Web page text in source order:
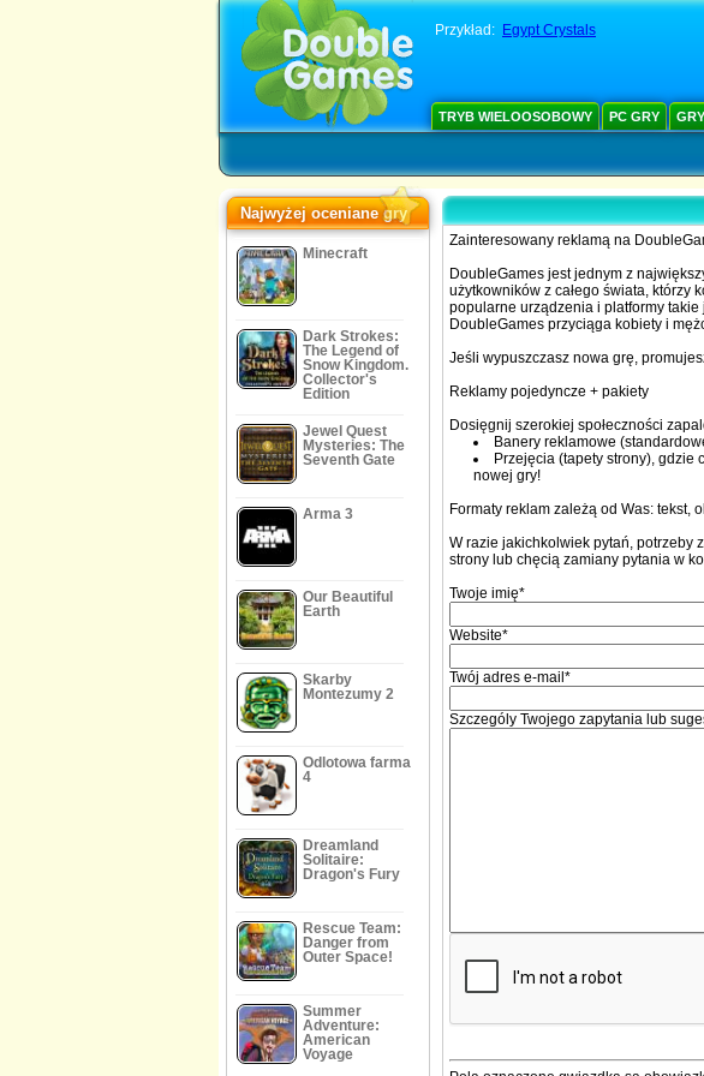
Przykład: Egypt Crystals
TRYB WIELOOSOBOWY PC GRY
Najwyżej oceniane gry
Minecraft
Dark Strokes:
The Legend of
Snow Kingdom.
Collector's
Edition
Jewel Quest
Mysteries: The
Seventh Gate
Arma 3
Our Beautiful
Earth
Skarby
Montezumy 2
Odlotowa farma
4
Dreamland
Solitaire:
Dragon's Fury
Rescue Team:
Danger from
Outer Space!
Summer
Adventure:
American
Voyage
Zainteresowany reklamą na
DoubleGames jest jednym z
użytkowników z całego świata, którzy
popularne urządzenia i platformy
DoubleGames przyciąga kobiety i
Jeśli wypuszczasz nowa grę,
Reklamy pojedyncze + pakiety
Dosięgnij szerokiej społeczności
Banery reklamowe
Przejęcia (tapety strony), gdzie
nowej gry!
Formaty reklam zależą od Was: tekst,
W razie jakichkolwiek pytań, potrzeby
strony lub chęcią zamiany pytania w
Twoje imię*
Website*
Twój adres e-mail*
Szczególy Twojego zapytania lub